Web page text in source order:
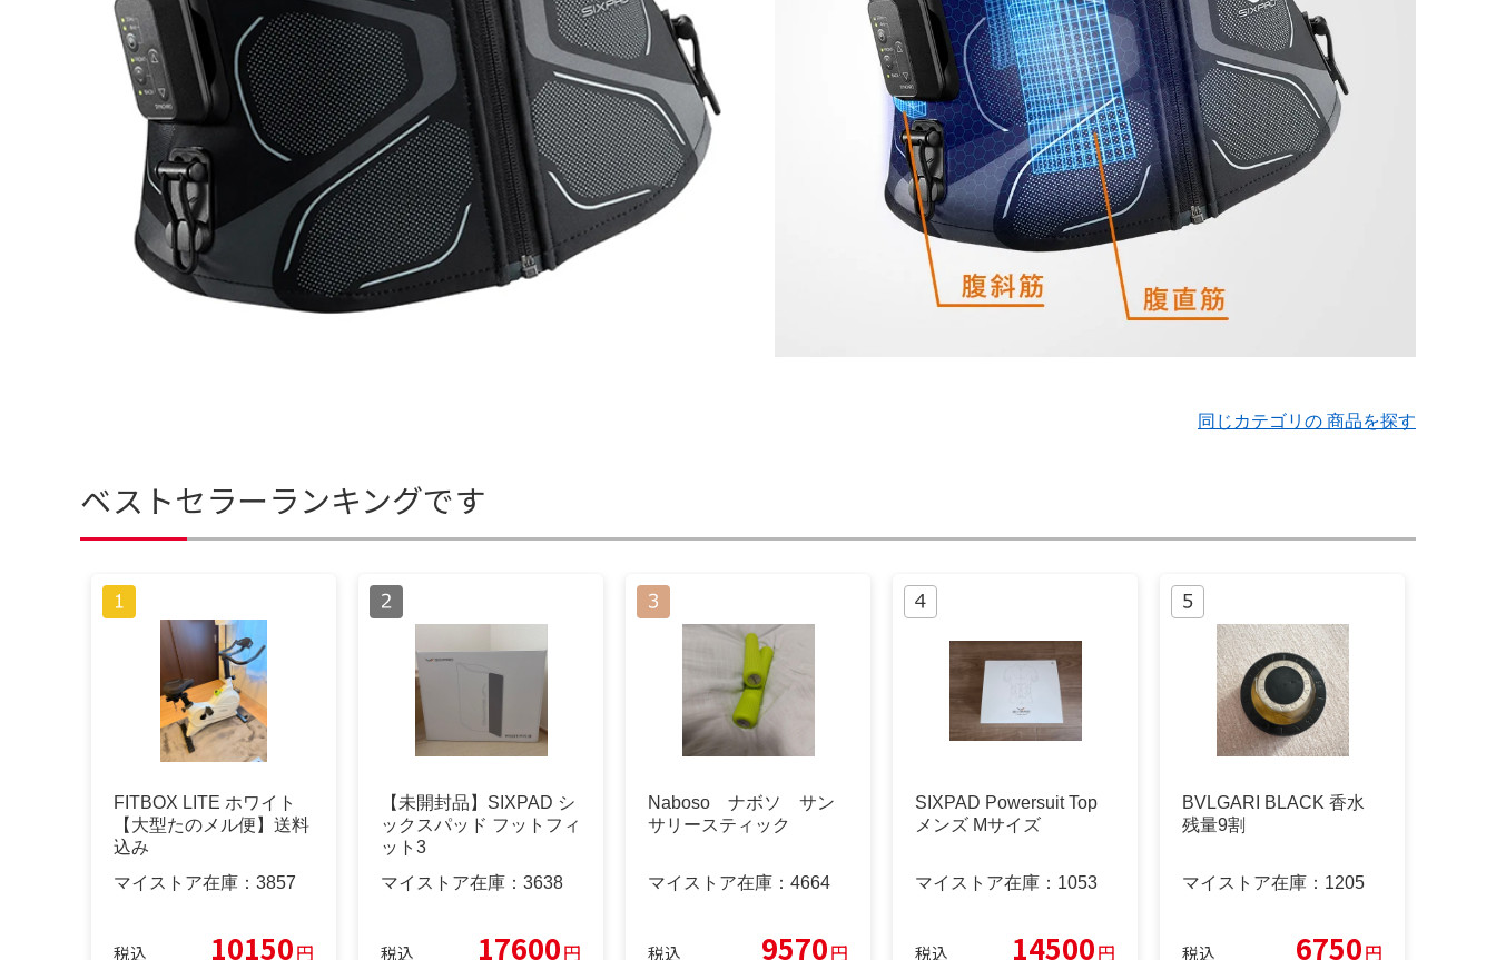
同じカテゴリの 商品を探す
ベストセラーランキングです
FITBOX LITE ホワイト
【大型たのメル便】送料
込み
マイストア在庫： 3857
税込 10150円
【未開封品】SIXPAD シ
ックスパッド フットフィ
ット3
マイストア在庫： 3638
税込 17600円
Naboso ナボソ サン
サリースティック
マイストア在庫： 4664
税込 9570円
SIXPAD Powersuit Top
メンズ Mサイズ
マイストア在庫： 1053
税込 14500円
BVLGARI BLACK 香水
残量9割
マイストア在庫： 1205
税込 6750円